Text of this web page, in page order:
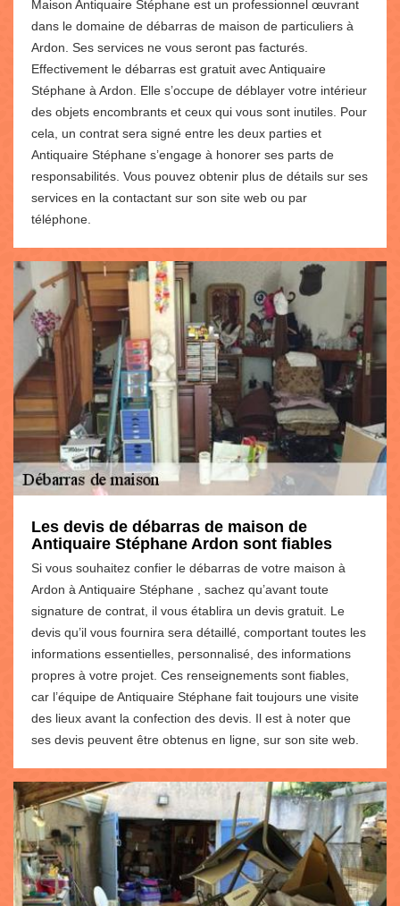
Maison Antiquaire Stéphane est un professionnel œuvrant
dans le domaine de débarras de maison de particuliers à
Ardon. Ses services ne vous seront pas facturés.
Effectivement le débarras est gratuit avec Antiquaire
Stéphane à Ardon. Elle s’occupe de déblayer votre intérieur
des objets encombrants et ceux qui vous sont inutiles. Pour
cela, un contrat sera signé entre les deux parties et
Antiquaire Stéphane s’engage à honorer ses parts de
responsabilités. Vous pouvez obtenir plus de détails sur ses
services en la contactant sur son site web ou par
téléphone.
Les devis de débarras de maison de
Antiquaire Stéphane Ardon sont fiables
Si vous souhaitez confier le débarras de votre maison à
Ardon à Antiquaire Stéphane , sachez qu’avant toute
signature de contrat, il vous établira un devis gratuit. Le
devis qu’il vous fournira sera détaillé, comportant toutes les
informations essentielles, personnalisé, des informations
propres à votre projet. Ces renseignements sont fiables,
car l’équipe de Antiquaire Stéphane fait toujours une visite
des lieux avant la confection des devis. Il est à noter que
ses devis peuvent être obtenus en ligne, sur son site web.